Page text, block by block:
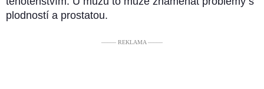
plodností a prostatou.
––––– REKLAMA –––––